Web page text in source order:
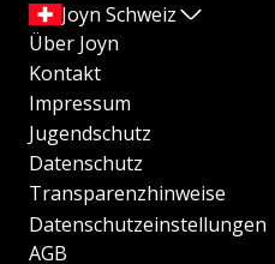
Joyn Schweiz
Über Joyn
Kontakt
Impressum
Jugendschutz
Datenschutz
Transparenzhinweise
Datenschutzeinstellungen
AGB